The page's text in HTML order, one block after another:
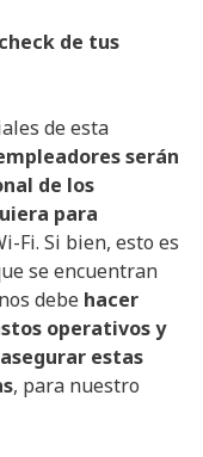
de tus
de esta
serán
de los
para
Fi. Si bien, esto es
se encuentran
debe hacer
operativos y
estas
, para nuestro